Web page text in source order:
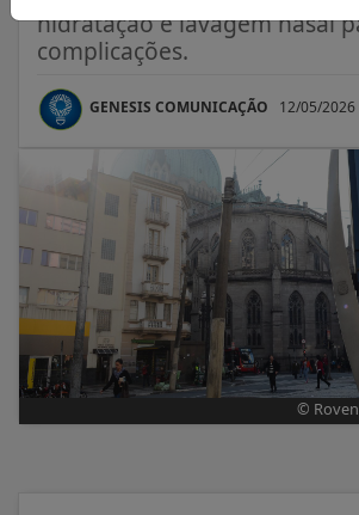
hidratação e lavagem nasal
complicações.
GENESIS COMUNICAÇÃO 12/05/2026
©